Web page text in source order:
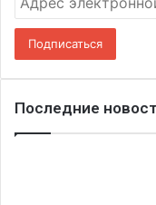
электронной
почты
Подписаться
Последние